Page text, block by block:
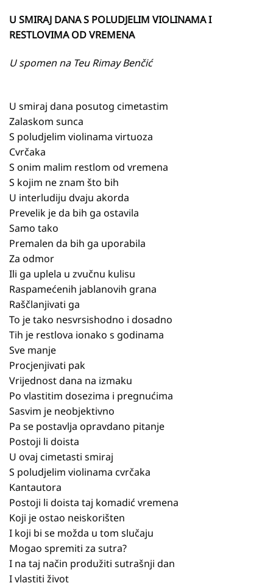
U SMIRAJ DANA S POLUDJELIM VIOLINAMA I
RESTLOVIMA OD VREMENA
U spomen na Teu Rimay Benčić
U smiraj dana posutog cimetastim
Zalaskom sunca
S poludjelim violinama virtuoza
Cvrčaka
S onim malim restlom od vremena
S kojim ne znam što bih
U interludiju dvaju akorda
Prevelik je da bih ga ostavila
Samo tako
Premalen da bih ga uporabila
Za odmor
Ili ga uplela u zvučnu kulisu
Raspamećenih jablanovih grana
Raščlanjivati ga
To je tako nesvrsishodno i dosadno
Tih je restlova ionako s godinama
Sve manje
Procjenjivati pak
Vrijednost dana na izmaku
Po vlastitim dosezima i pregnućima
Sasvim je neobjektivno
Pa se postavlja opravdano pitanje
Postoji li doista
U ovaj cimetasti smiraj
S poludjelim violinama cvrčaka
Kantautora
Postoji li doista taj komadić vremena
Koji je ostao neiskorišten
I koji bi se možda u tom slučaju
Mogao spremiti za sutra?
I na taj način produžiti sutrašnji dan
I vlastiti život